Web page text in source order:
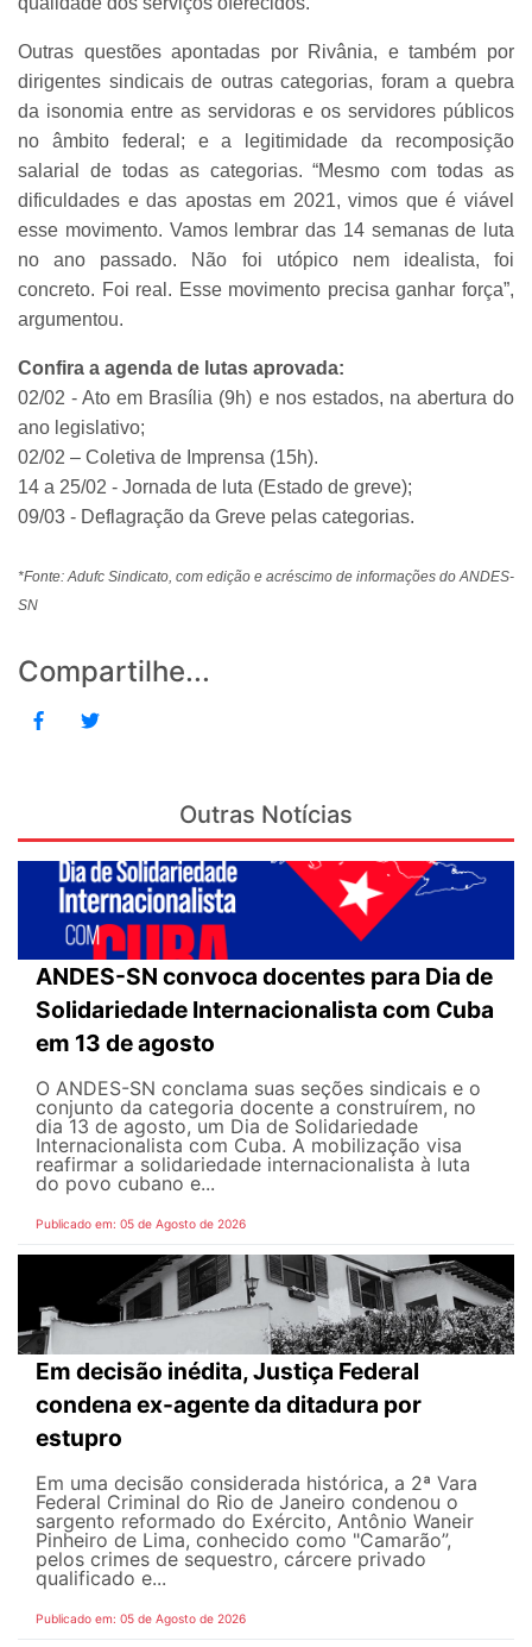
Outras questões apontadas por Rivânia, e também por
dirigentes sindicais de outras categorias, foram a quebra
da isonomia entre as servidoras e os servidores públicos
no âmbito federal; e a legitimidade da recomposição
salarial de todas as categorias. “Mesmo com todas as
dificuldades e das apostas em 2021, vimos que é viável
esse movimento. Vamos lembrar das 14 semanas de luta
no ano passado. Não foi utópico nem idealista, foi
concreto. Foi real. Esse movimento precisa ganhar força”,
argumentou.
Confira a agenda de lutas aprovada:
02/02 - Ato em Brasília (9h) e nos estados, na abertura do
ano legislativo;
02/02 – Coletiva de Imprensa (15h).
14 a 25/02 - Jornada de luta (Estado de greve);
09/03 - Deflagração da Greve pelas categorias.
*Fonte: Adufc Sindicato, com edição e acréscimo de informações do ANDES-
SN
Compartilhe...
Outras Notícias
ANDES-SN convoca docentes para Dia de
Solidariedade Internacionalista com Cuba
em 13 de agosto
O ANDES-SN conclama suas seções sindicais e o
conjunto da categoria docente a construírem, no
dia 13 de agosto, um Dia de Solidariedade
Internacionalista com Cuba. A mobilização visa
reafirmar a solidariedade internacionalista à luta
do povo cubano e...
Publicado em: 05 de Agosto de 2026
Em decisão inédita, Justiça Federal
condena ex-agente da ditadura por
estupro
Em uma decisão considerada histórica, a 2ª Vara
Federal Criminal do Rio de Janeiro condenou o
sargento reformado do Exército, Antônio Waneir
Pinheiro de Lima, conhecido como "Camarão”,
pelos crimes de sequestro, cárcere privado
qualificado e...
Publicado em: 05 de Agosto de 2026